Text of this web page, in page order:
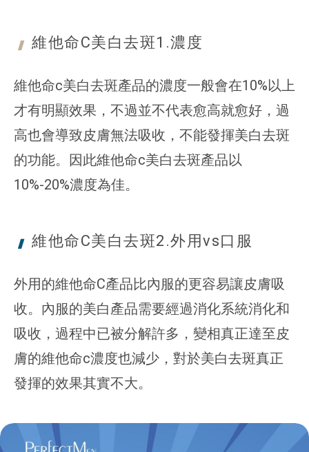
維他命C美白去斑1.濃度
維他命c美白去斑產品的濃度一般會在10%以上
才有明顯效果，不過並不代表愈高就愈好，過
高也會導致皮膚無法吸收，不能發揮美白去斑
的功能。因此維他命c美白去斑產品以
10%-20%濃度為佳。
維他命C美白去斑2.外用vs口服
外用的維他命C產品比內服的更容易讓皮膚吸
收。內服的美白產品需要經過消化系統消化和
吸收，過程中已被分解許多，變相真正達至皮
膚的維他命c濃度也減少，對於美白去斑真正
發揮的效果其實不大。